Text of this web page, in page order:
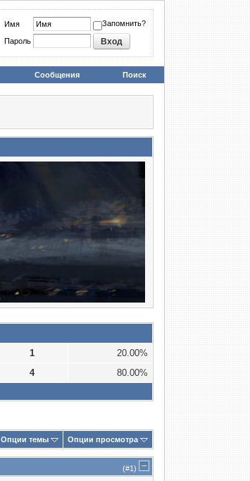
Имя Запомнить?
Пароль
Сообщения Поиск
1
20.00%
4 80.00%
Опции темы Опции просмотра
(#1)